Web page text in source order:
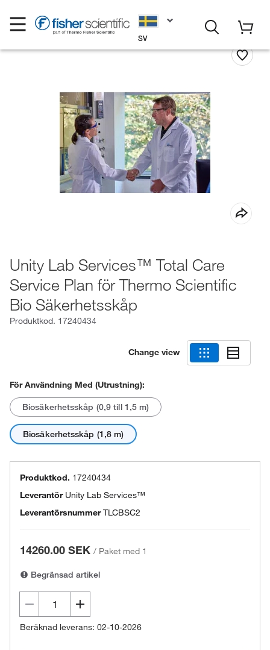
SV
Unity Lab Services™ Total Care
Service Plan för Thermo Scientific
Bio Säkerhetsskåp
Produktkod. 17240434
Change view
För Användning Med (utrustning):
Biosäkerhetsskåp (0,9 till 1,5 m)
Biosäkerhetsskåp (1,8 m)
Produktkod. 17240434
Leverantör Unity Lab Services™
Leverantörsnummer TLCBSC2
14260.00 SEK / Paket med 1
Begränsad artikel
Beräknad leverans: 02-10-2026